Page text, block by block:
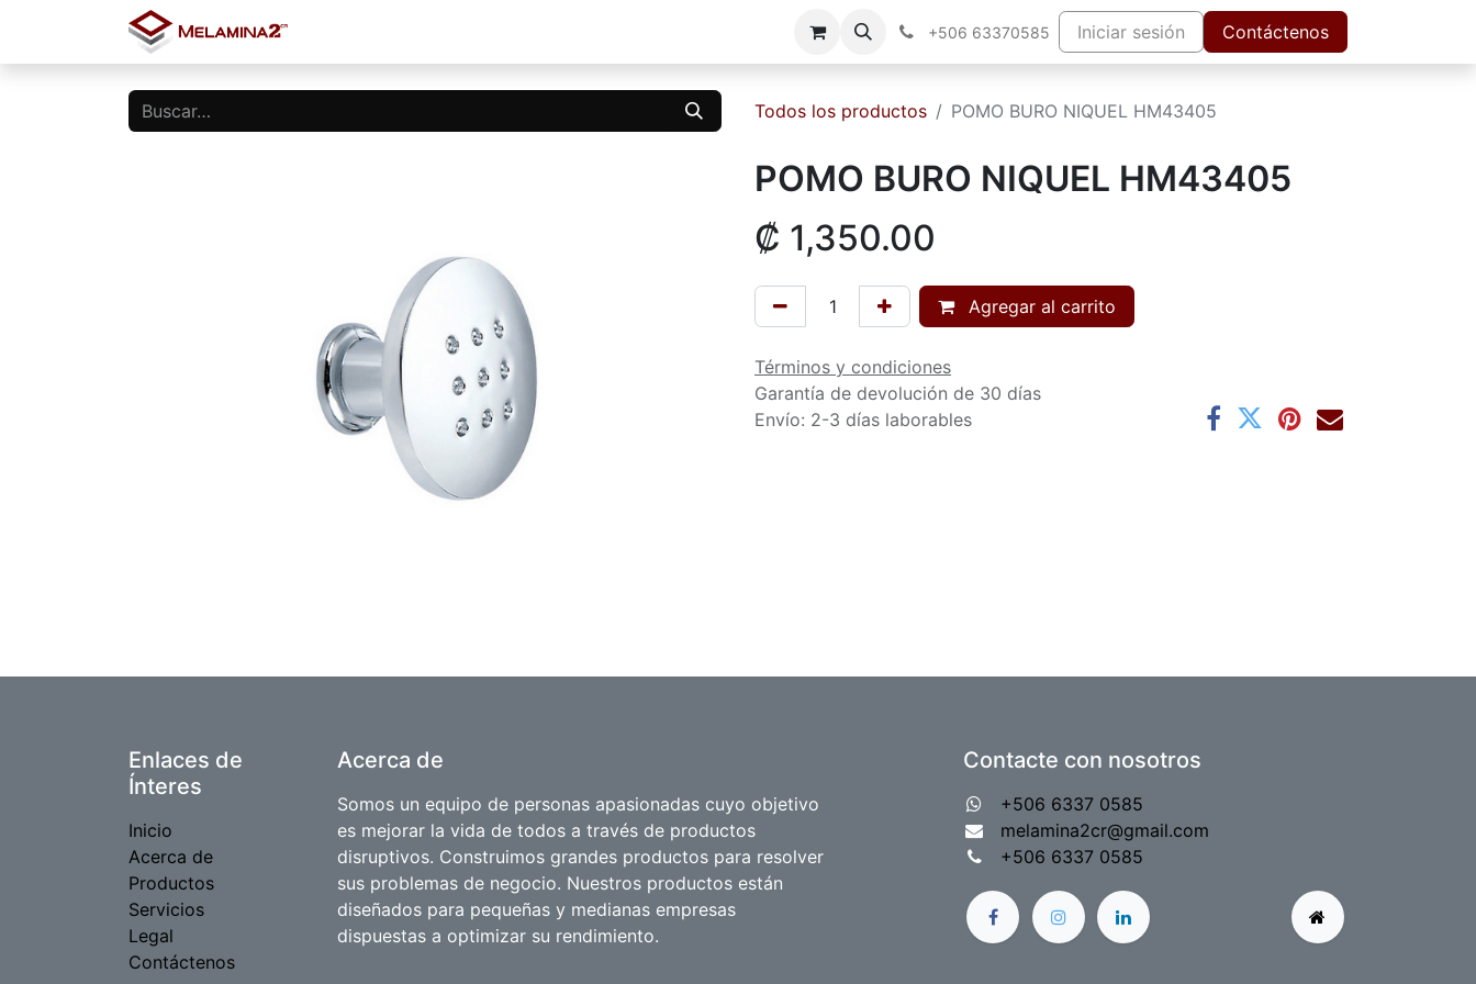
+506 63370585 Iniciar sesión Contáctenos
Todos los productos POMO BURO NIQUEL HM43405
POMO BURO NIQUEL HM43405
₡ 1,350.00
Agregar al carrito
Términos y condiciones
Garantía de devolución de 30 días
Envío: 2-3 días laborables
Enlaces de
Ínteres
Inicio
Acerca de
Productos
Servicios
Legal
Contáctenos
Acerca de
Somos un equipo de personas apasionadas cuyo objetivo
es mejorar la vida de todos a través de productos
disruptivos. Construimos grandes productos para resolver
sus problemas de negocio. Nuestros productos están
diseñados para pequeñas y medianas empresas
dispuestas a optimizar su rendimiento.
Contacte con nosotros
+506 6337 0585
melamina2cr@gmail.com
+506 6337 0585